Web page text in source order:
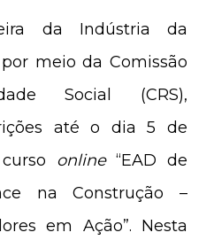
da Indústria da
meio da Comissão
Social (CRS),
até o dia 5 de
online“EAD de
na Construção –
em Ação”. Nesta